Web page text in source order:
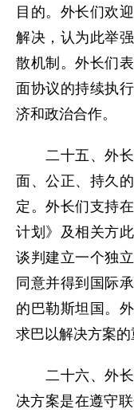
目的。外长们欢
解决，认为此举
散机制。外长们
面协议的持续执
济和政治合作。
二十五、外长
面、公正、持久
定。外长们支持
计划》及相关方
谈判建立一个独
同意并得到国际
的巴勒斯坦国。
求巴以解决方案的
二十六、外长
决方案是在遵守